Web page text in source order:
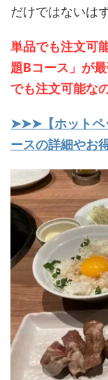
だけではないは
単品でも注文可
題Bコース」が
でも注文可能な
➤➤➤【ホットペ
ースの詳細やお